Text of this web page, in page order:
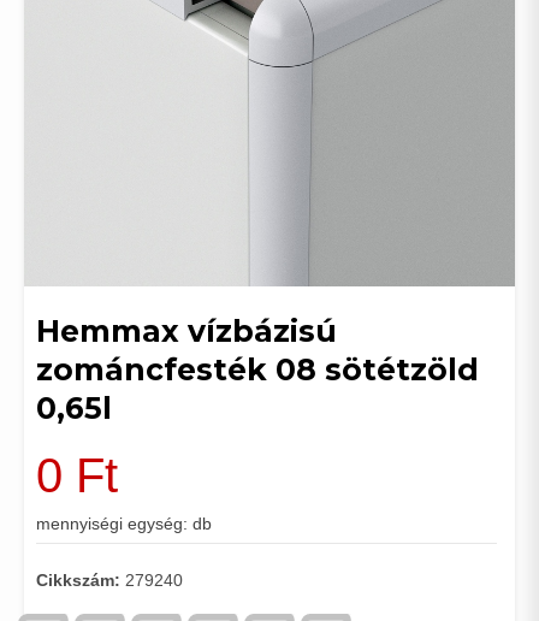
Hemmax vízbázisú
zománcfesték 08 sötétzöld
0,65l
0 Ft
mennyiségi egység: db
Cikkszám: 279240